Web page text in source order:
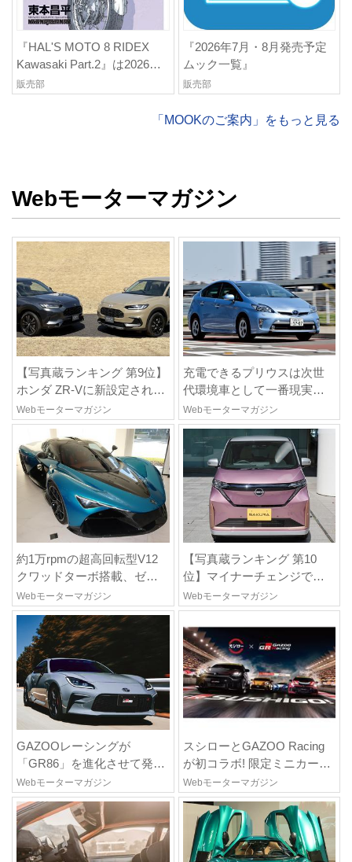
『HAL'S MOTO 8 RIDEX
Kawasaki Part.2』は2026年6
月30日発売
販売部
『2026年7月・8月発売予定
ムック一覧』
販売部
「MOOKのご案内」をもっと見る
Webモーターマガジン
【写真蔵ランキング 第9位】
ホンダ ZR-Vに新設定され
た、2モデルの特別仕様車
「クロスツーリング」と
「ブラックスタイル」
Webモーターマガジン
充電できるプリウスは次世
代環境車として一番現実的
な解答か。BEVへのトヨタ
の挑戦だったプリウス
PHV【10年ひと昔の新車】
Webモーターマガジン
約1万rpmの超高回転型V12
クワッドターボ搭載、ゼン
ヴォ オーロラは100台限定、
デンマーク発のハイパーカ
ー【スーパーカークロニク
ル・完全版/116】
Webモーターマガジン
【写真蔵ランキング 第10
位】マイナーチェンジでエ
クステリアを刷新、使い勝
手も向上した「日産 サク
ラ」
Webモーターマガジン
GAZOOレーシングが
「GR86」を進化させて発
売。「86」の系譜を受け継
いで魅力を強化
Webモーターマガジン
スシローとGAZOO Racing
が初コラボ! 限定ミニカー付
き商品の他、富士スピード
ウェイのイベント体験があ
たる抽選企画などを展開
Webモーターマガジン